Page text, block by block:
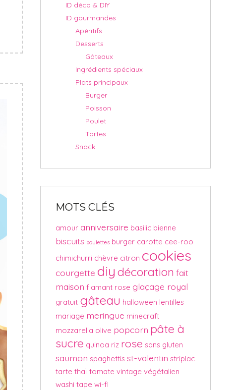
ID déco & DIY
ID gourmandes
Apéritifs
Desserts
Gâteaux
Ingrédients spéciaux
Plats principaux
Burger
Poisson
Poulet
Tartes
Snack
MOTS CLÉS
amour anniversaire basilic bienne
biscuits boulettes burger carotte cee-roo
chimichurri chèvre citron cookies
courgette diy décoration fait
maison flamant rose glaçage royal
gratuit gâteau halloween lentilles
mariage meringue minecraft
mozzarella olive popcorn pâte à
sucre quinoa riz rose sans gluten
saumon spaghettis st-valentin striplac
tarte thaï tomate vintage végétalien
washi tape wi-fi